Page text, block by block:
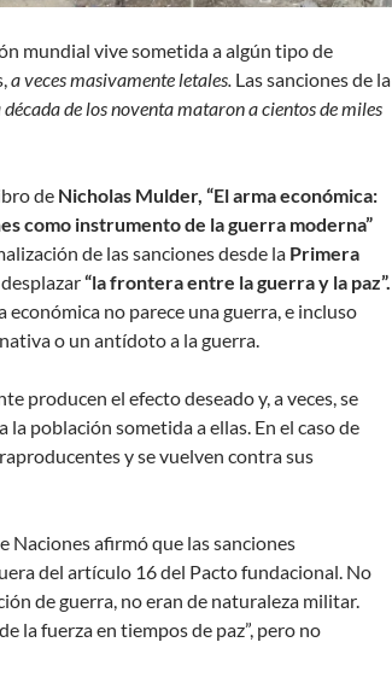
mundial vive sometida a algún tipo de
a veces masivamente letales. Las sanciones de la
década de los noventa mataron a cientos de miles
de Nicholas Mulder, “El arma económica:
como instrumento de la guerra moderna”
de las sanciones desde la Primera
“la frontera entre la guerra y la paz”.
económica no parece una guerra, e incluso
o un antídoto a la guerra.
producen el efecto deseado y, a veces, se
la población sometida a ellas. En el caso de
y se vuelven contra sus
Naciones afirmó que las sanciones
del artículo 16 del Pacto fundacional. No
de guerra, no eran de naturaleza militar.
la fuerza en tiempos de paz”, pero no